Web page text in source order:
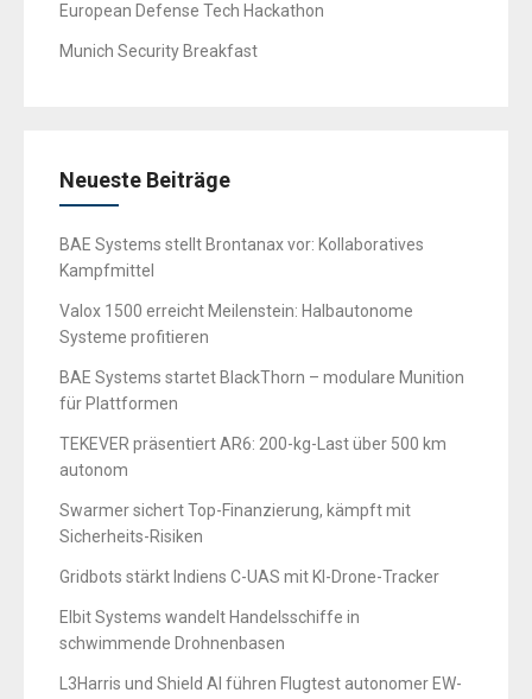
European Defense Tech Hackathon
Munich Security Breakfast
Neueste Beiträge
BAE Systems stellt Brontanax vor: Kollaboratives
Kampfmittel
Valox 1500 erreicht Meilenstein: Halbautonome
Systeme profitieren
BAE Systems startet BlackThorn – modulare Munition
für Plattformen
TEKEVER präsentiert AR6: 200-kg-Last über 500 km
autonom
Swarmer sichert Top-Finanzierung, kämpft mit
Sicherheits-Risiken
Gridbots stärkt Indiens C-UAS mit KI-Drone-Tracker
Elbit Systems wandelt Handelsschiffe in
schwimmende Drohnenbasen
L3Harris und Shield AI führen Flugtest autonomer EW-